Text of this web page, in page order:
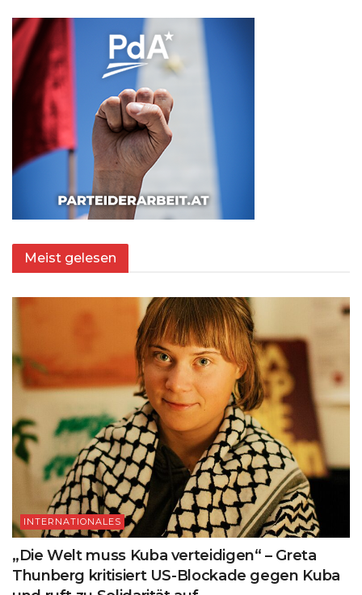
Meist gelesen
INTERNATIONALES
„Die Welt muss Kuba verteidigen“ – Greta
Thunberg kritisiert US-Blockade gegen Kuba